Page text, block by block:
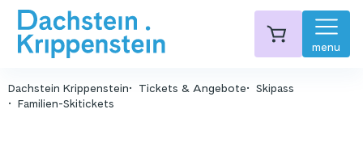
menu
Dachstein Krippenstein Tickets & Angebote
Skipass
Familien-Skitickets